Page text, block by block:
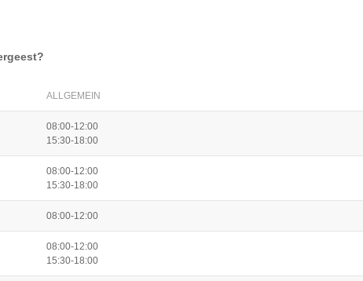
?
ALLGEMEIN
08:00-12:00
15:30-18:00
08:00-12:00
15:30-18:00
08:00-12:00
08:00-12:00
15:30-18:00